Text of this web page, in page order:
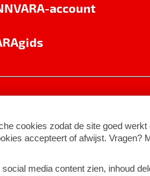
account
©2026BNNVARA